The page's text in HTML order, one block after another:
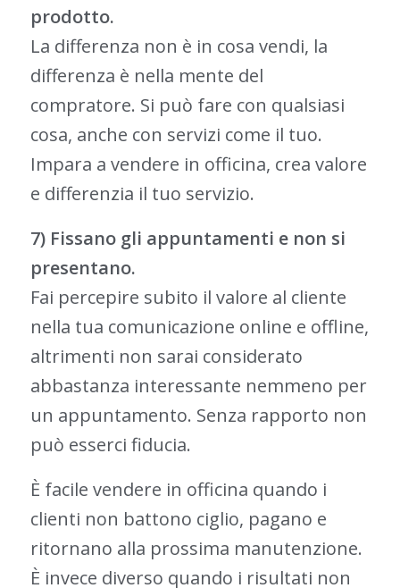
prodotto.
La differenza non è in cosa vendi, la
differenza è nella mente del
compratore. Si può fare con qualsiasi
cosa, anche con servizi come il tuo.
Impara a vendere in officina, crea valore
e differenzia il tuo servizio.
7) Fissano gli appuntamenti e non si
presentano.
Fai percepire subito il valore al cliente
nella tua comunicazione online e offline,
altrimenti non sarai considerato
abbastanza interessante nemmeno per
un appuntamento. Senza rapporto non
può esserci fiducia.
È facile vendere in officina quando i
clienti non battono ciglio, pagano e
ritornano alla prossima manutenzione.
È invece diverso quando i risultati non